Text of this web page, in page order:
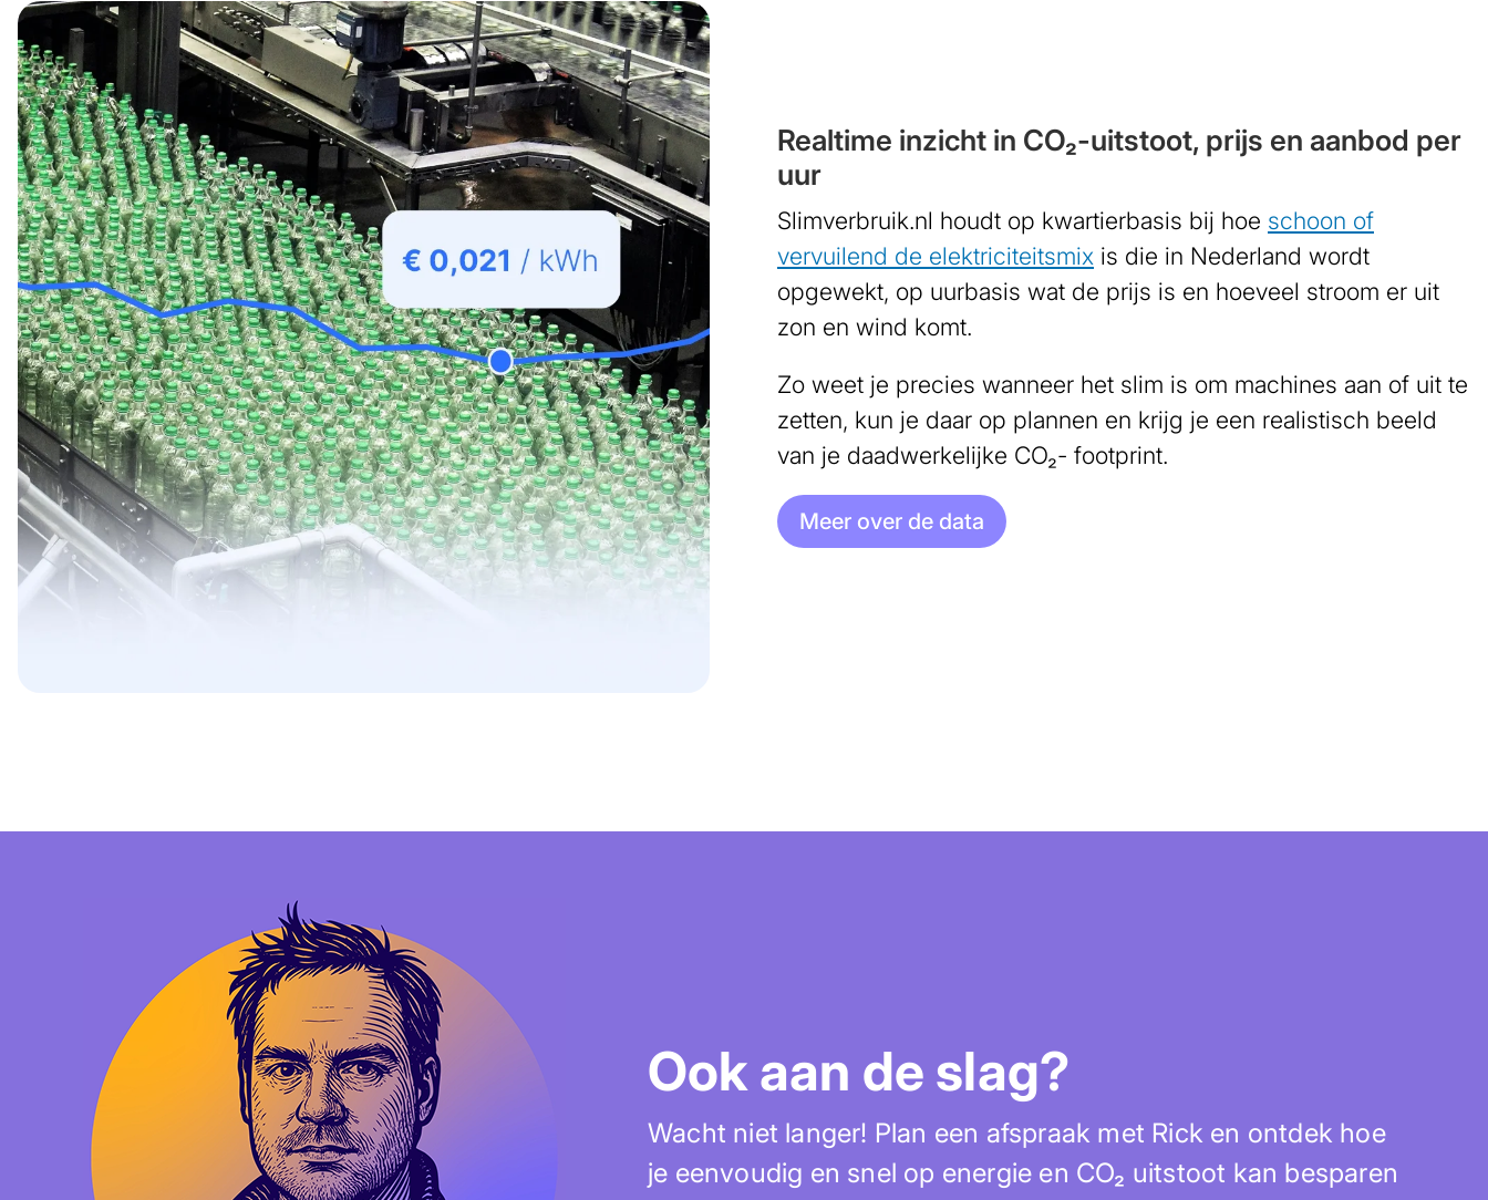
Afbeelding
Realtime inzicht in CO₂-uitstoot, prijs en aanbod per
uur
Slimverbruik.nl houdt op kwartierbasis bij hoe schoon of
vervuilend de elektriciteitsmix is die in Nederland wordt
opgewekt, op uurbasis wat de prijs is en hoeveel stroom er uit
zon en wind komt.
Zo weet je precies wanneer het slim is om machines aan of uit te
zetten, kun je daar op plannen en krijg je een realistisch beeld
van je daadwerkelijke CO₂- footprint.
Meer over de data
Ook aan de slag?
Wacht niet langer! Plan een afspraak met Rick en ontdek hoe
je eenvoudig en snel op energie en CO₂ uitstoot kan besparen